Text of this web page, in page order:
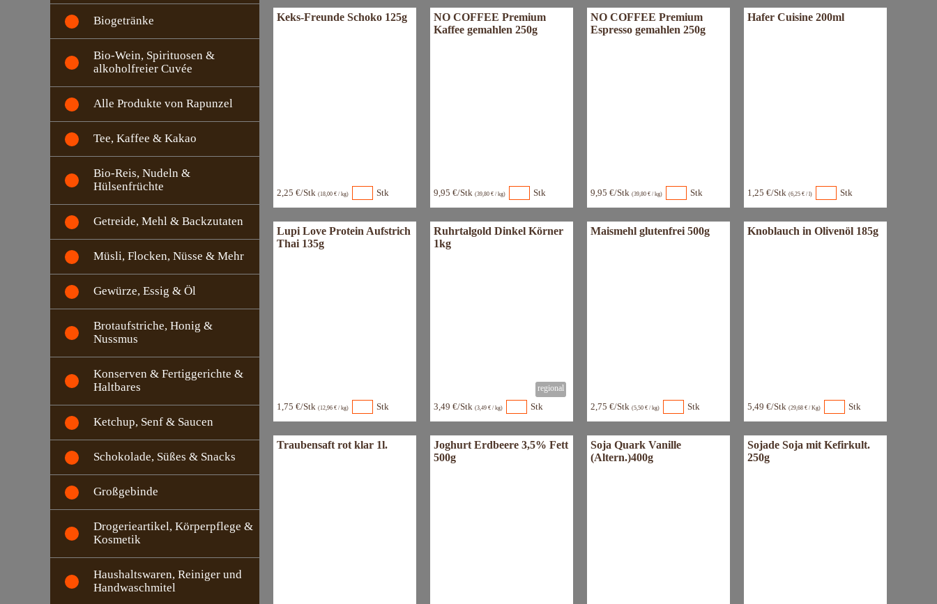
Biogetränke
Bio-Wein, Spirituosen &
alkoholfreier Cuvée
Alle Produkte von Rapunzel
Tee, Kaffee & Kakao
Bio-Reis, Nudeln &
Hülsenfrüchte
Getreide, Mehl & Backzutaten
Müsli, Flocken, Nüsse & Mehr
Gewürze, Essig & Öl
Brotaufstriche, Honig &
Nussmus
Konserven & Fertiggerichte &
Haltbares
Ketchup, Senf & Saucen
Schokolade, Süßes & Snacks
Großgebinde
Drogerieartikel, Körperpflege &
Kosmetik
Haushaltswaren, Reiniger und
Handwaschmitel
Keks-Freunde Schoko 125g
2,25 €/Stk (18,00 € / kg) Stk
NO COFFEE Premium
Kaffee gemahlen 250g
9,95 €/Stk (39,80 € / kg) Stk
NO COFFEE Premium
Espresso gemahlen 250g
9,95 €/Stk (39,80 € / kg) Stk
Hafer Cuisine 200ml
1,25 €/Stk (6,25 € / l) Stk
Lupi Love Protein Aufstrich
Thai 135g
1,75 €/Stk (12,96 € / kg) Stk
Ruhrtalgold Dinkel Körner
1kg
3,49 €/Stk (3,49 € / kg) Stk
Maismehl glutenfrei 500g
2,75 €/Stk (5,50 € / kg) Stk
Knoblauch in Olivenöl 185g
5,49 €/Stk (29,68 € / Kg) Stk
Traubensaft rot klar 1l.
Joghurt Erdbeere 3,5% Fett
500g
Soja Quark Vanille
(Altern.)400g
Sojade Soja mit Kefirkult.
250g